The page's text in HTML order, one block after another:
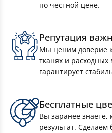
Шоперы
Чехлы на термокружки
по честной цене.
Репутация
Мы ценим доверие
тканях и расходных
гарантирует
Бесплатные
Вы заранее знаете,
результат.